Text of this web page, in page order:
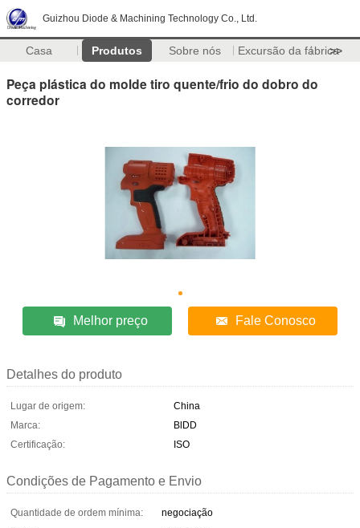
Guizhou Diode & Machining Technology Co., Ltd.
Casa Produtos Sobre nós Excursão da fábrica
>>
Peça plástica do molde tiro quente/frio do dobro do
corredor
Melhor preço Fale Conosco
Detalhes do produto
Lugar de origem:
China
Marca:
BlDD
Certificação:
ISO
Condições de Pagamento e Envio
Quantidade de ordem mínima:
negociação